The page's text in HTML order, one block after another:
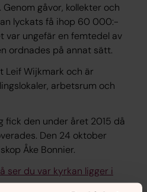
gåvor, kollekter och
lyckats få ihop 60 000:-
var ungefär en femtedel av
ordnades på annat sätt.
Leif Wijkmark och är
arbetsrum och
fick den under året 2015 då
Den 24 oktober
Åke Bonnier.
ser du var kyrkan ligger i